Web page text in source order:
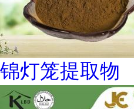
锦灯笼提取物